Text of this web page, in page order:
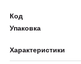
Код
Упаковка
Характеристики